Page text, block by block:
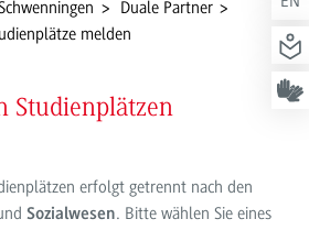
Duale Partner
melden
Studienplätzen
erfolgt getrennt nach den
Sozialwesen. Bitte wählen Sie eines